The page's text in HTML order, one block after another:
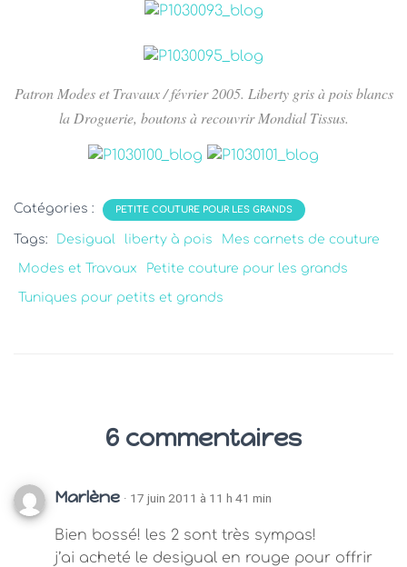
Patron Modes et Travaux / février 2005. Liberty gris à pois blancs
la Droguerie, boutons à recouvrir Mondial Tissus.
Catégories : PETITE COUTURE POUR LES GRANDS
Tags: Desigual liberty à pois Mes carnets de couture
Modes et Travaux Petite couture pour les grands
Tuniques pour petits et grands
6 commentaires
Marlène · 17 juin 2011 à 11 h 41 min
Bien bossé! les 2 sont très sympas!
j’ai acheté le desigual en rouge pour offrir